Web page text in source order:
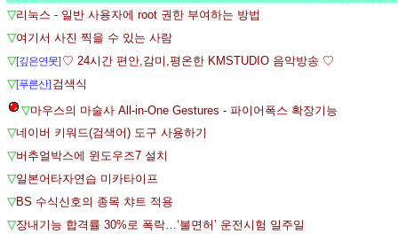
▽리눅스 - 일반 사용자에 root 권한 부여하는 방법
▽여기서 사진 찍을 수 있는 사람
▽[깊은연못] ♡ 24시간 편안,감미,평온한 KMSTUDIO 음악방송 ♡
▽[푸른산] 검색식
▽마우스의 마술사 All-in-One Gestures - 파이어폭스 확장기능
▽네이버 키워드(검색어) 도구 사용하기
▽버추얼박스에 윈도우즈7 설치
▽일본어타자연습 미카타이프
▽BS 수식신호의 종목 챠트 적용
▽장내기능 합격률 30%로 폭락…‘불면허’ 운전시험 일주일